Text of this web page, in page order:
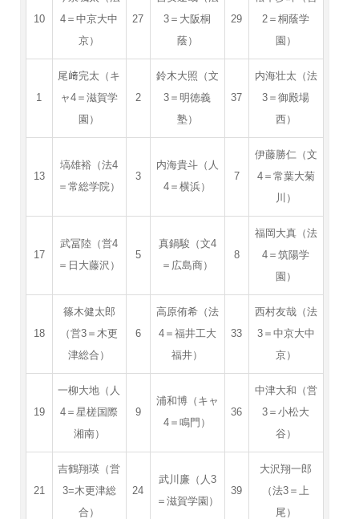
10
4＝中京大中
京）
27
3＝大阪桐
蔭）
29
2＝桐蔭学
園）
1
尾﨑完太（キ
ャ4＝滋賀学
園）
2
鈴木大照（文
3＝明徳義
塾）
37
内海壮太（法
3＝御殿場
西）
13
塙雄裕（法4
＝常総学院）
3
内海貴斗（人
4＝横浜）
7
伊藤勝仁（文
4＝常葉大菊
川）
17
武冨陸（営4
＝日大藤沢）
5
真鍋駿（文4
＝広島商）
8
福岡大真（法
4＝筑陽学
園）
18
篠木健太郎
（営3＝木更
津総合）
6
高原侑希（法
4＝福井工大
福井）
33
西村友哉（法
3＝中京大中
京）
19
一柳大地（人
4＝星槎国際
湘南）
9
浦和博（キャ
4＝鳴門）
36
中津大和（営
3＝小松大
谷）
21
吉鶴翔瑛（営
3=木更津総
合）
24
武川廉（人3
＝滋賀学園）
39
大沢翔一郎
（法3＝上
尾）